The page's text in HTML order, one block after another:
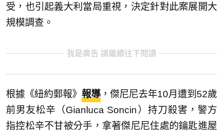
受，也引起義大利當局重視，決定針對此案展開大
規模調查。
我是廣告 請繼續往下閱讀
根據《紐約郵報》 報導，傑尼尼去年10月遭到52歲
前男友松辛（Gianluca Soncin）持刀殺害，警方
指控松辛不甘被分手，拿著傑尼尼住處的鑰匙進屋